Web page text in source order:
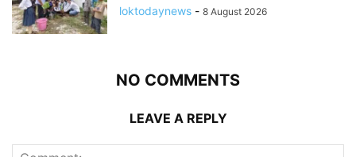
loktodaynews - 8 August 2026
NO COMMENTS
LEAVE A REPLY